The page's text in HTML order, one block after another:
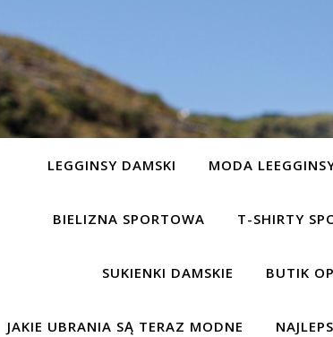
LEGGINSY DAMSKI MODA
BIELIZNA SPORTOWA T-SHIRTY
SUKIENKI DAMSKIE BUTIK
JAKIE UBRANIA SĄ TERAZ MODNE